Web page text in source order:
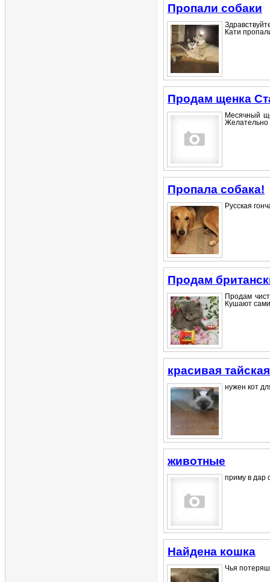
Пропали собаки
Кати
Продам щенка
Месячный
Желательно
Пропала собака!
Русская
Продам
Продам
Кушают
красивая
нужен кот
животные
приму в дар
Найдена кошка
Чья